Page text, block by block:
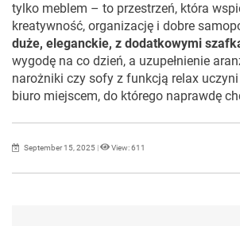
tylko meblem – to przestrzeń, która
kreatywność, organizację i dobre
duże, eleganckie, z dodatkowymi
wygodę na co dzień, a uzupełnienie
narożniki czy sofy z funkcją relax
biuro miejscem, do którego naprawdę
September 15, 2025 | View: 611